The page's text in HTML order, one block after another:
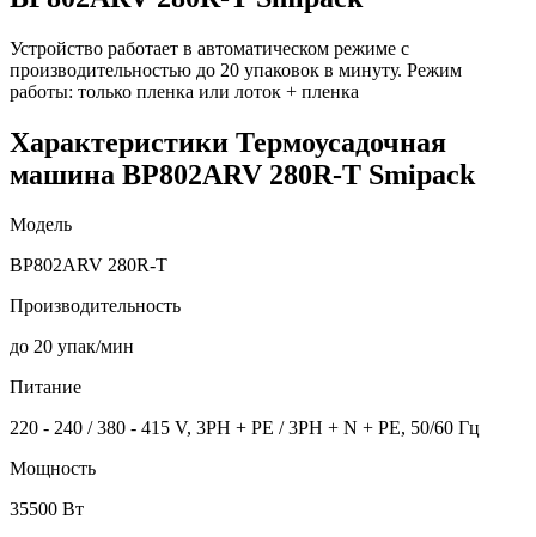
Устройство работает в автоматическом режиме с
производительностью до 20 упаковок в минуту. Режим
работы: только пленка или лоток + пленка
Характеристики Термоусадочная
машина BP802ARV 280R-T Smipack
Модель
BP802ARV 280R-T
Производительность
до 20 упак/мин
Питание
220 - 240 / 380 - 415 V, 3PH + PE / 3PH + N + PE, 50/60 Гц
Мощность
35500 Вт